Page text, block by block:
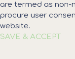
are termed as non-
procure user
website.
SAVE & ACCEPT